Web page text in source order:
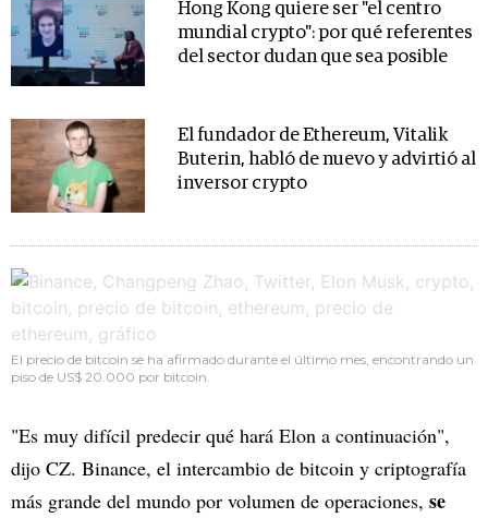
Hong Kong quiere ser "el centro
mundial crypto": por qué referentes
del sector dudan que sea posible
El fundador de Ethereum, Vitalik
Buterin, habló de nuevo y advirtió al
inversor crypto
El precio de bitcoin se ha afirmado durante el último mes, encontrando un
piso de US$ 20.000 por bitcoin.
"Es muy difícil predecir qué hará Elon a continuación",
dijo CZ. Binance, el intercambio de bitcoin y criptografía
más grande del mundo por volumen de operaciones, se